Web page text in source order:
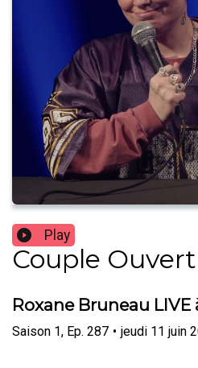
Play
Couple Ouvert
Roxane Bruneau LIVE
Saison 1, Ep. 287 • jeudi 11 juin